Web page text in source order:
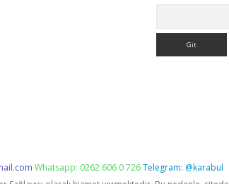
Whatsapp: 0262 606 0 726Telegram: @karabul